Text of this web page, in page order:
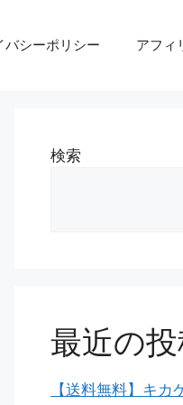
バシーポリシー アフィ
検索
最近の
【送料無料】キカ